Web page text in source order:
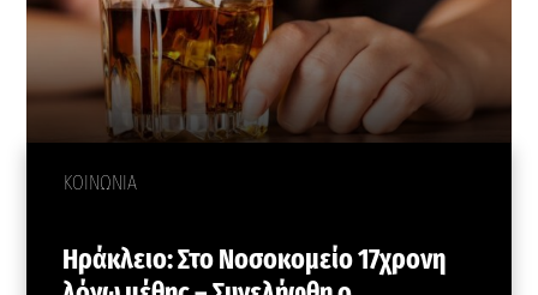
ΚΟΙΝΩΝΙΑ
Ηράκλειο: Στο Νοσοκομείο 17χρονη